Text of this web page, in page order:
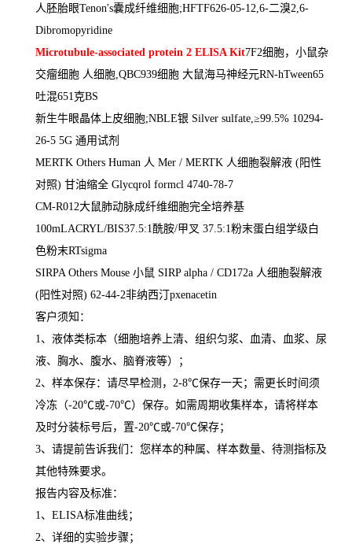
人胚胎眼Tenon's囊成纤维细胞;HFTF626-05-12,6-二溴2,6-
Dibromopyridine
Microtubule-associated protein 2 ELISA Kit7F2细胞，小鼠杂
交瘤细胞 人细胞 ,QBC939细胞 大鼠海马神经元RN-hTween65
吐混651 克BS
新生牛眼晶体上皮细胞;NBLE银 Silver sulfate, ≥99.5% 10294-
26-5 5G 通用试剂
MERTK Others Human 人 Mer / MERTK 人细胞裂解液 (阳性
对照) 甘油缩全 Glycqrol formcl 4740-78-7
CM-R012大鼠肺动脉成纤维细胞完全培养基
100mLACRYL/BIS37.5:1 酰胺/甲叉 37.5:1 粉末蛋白组学级白
色粉末RTsigma
SIRPA Others Mouse 小鼠 SIRP alpha / CD172a 人细胞裂解液
(阳性对照) 62-44-2非纳西汀 pxenacetin
客户须知：
1 、液体类标本（细胞培养上清、组织匀浆、血清、血浆、尿
液、胸水、腹水、脑脊液等）；
2、样本保存：请尽早检测， 2-8℃保存一天；需更长时间须
冷冻（-20℃或-70℃）保存。如需周期收集样本，请将样本
及时分装标号后，置-20℃或-70℃保存；
3、请提前告诉我们：您样本的种属、样本数量、待测指标及
其他特殊要求。
报告内容及标准：
1 、 ELISA标准曲线；
2、详细的实验步骤；